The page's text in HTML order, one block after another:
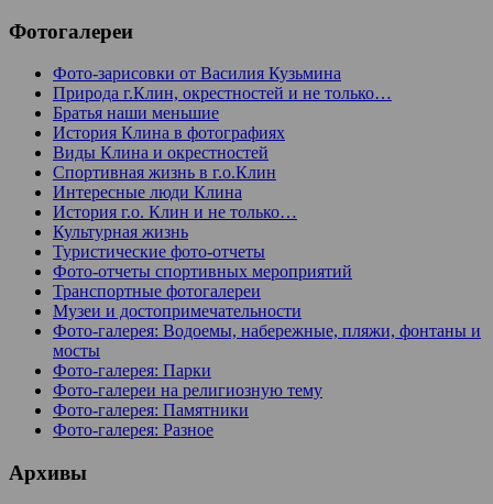
Фотогалереи
Фото-зарисовки от Василия Кузьмина
Природа г.Клин, окрестностей и не только…
Братья наши меньшие
История Клина в фотографиях
Виды Клина и окрестностей
Спортивная жизнь в г.о.Клин
Интересные люди Клина
История г.о. Клин и не только…
Культурная жизнь
Туристические фото-отчеты
Фото-отчеты спортивных мероприятий
Транспортные фотогалереи
Музеи и достопримечательности
Фото-галерея: Водоемы, набережные, пляжи, фонтаны и
мосты
Фото-галерея: Парки
Фото-галереи на религиозную тему
Фото-галерея: Памятники
Фото-галерея: Разное
Архивы